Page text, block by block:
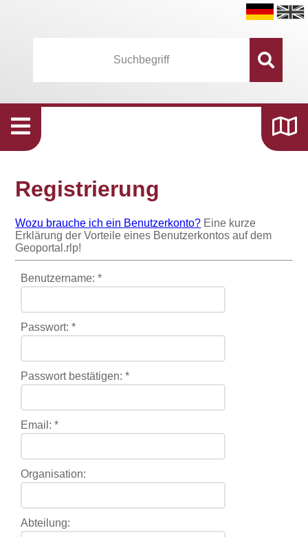
Registrierung
Wozu brauche ich ein Benutzerkonto? Eine kurze
Erklärung der Vorteile eines Benutzerkontos auf dem
Geoportal.rlp!
Benutzername: *
Passwort: *
Passwort bestätigen: *
Email: *
Organisation:
Abteilung: